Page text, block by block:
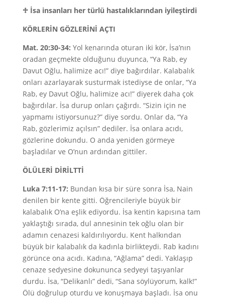
♱ İsa insanları her türlü hastalıklarından iyileştirdi
KÖRLERİN GÖZLERİNİ AÇTI
Mat. 20:30-34: Yol kenarında oturan iki kör, İsa’nın
oradan geçmekte olduğunu duyunca, “Ya Rab, ey
Davut Oğlu, halimize acı!” diye bağırdılar. Kalabalık
onları azarlayarak susturmak istediyse de onlar, “Ya
Rab, ey Davut Oğlu, halimize acı!” diyerek daha çok
bağırdılar. İsa durup onları çağırdı. “Sizin için ne
yapmamı istiyorsunuz?” diye sordu. Onlar da, “Ya
Rab, gözlerimiz açılsın” dediler. İsa onlara acıdı,
gözlerine dokundu. O anda yeniden görmeye
başladılar ve O’nun ardından gittiler.
ÖLÜLERİ DİRİLTTİ
Luka 7:11-17: Bundan kısa bir süre sonra İsa, Nain
denilen bir kente gitti. Öğrencileriyle büyük bir
kalabalık O’na eşlik ediyordu. İsa kentin kapısına tam
yaklaştığı sırada, dul annesinin tek oğlu olan bir
adamın cenazesi kaldırılıyordu. Kent halkından
büyük bir kalabalık da kadınla birlikteydi. Rab kadını
görünce ona acıdı. Kadına, “Ağlama” dedi. Yaklaşıp
cenaze sedyesine dokununca sedyeyi taşıyanlar
durdu. İsa, “Delikanlı” dedi, “Sana söylüyorum, kalk!”
Ölü doğrulup oturdu ve konuşmaya başladı. İsa onu